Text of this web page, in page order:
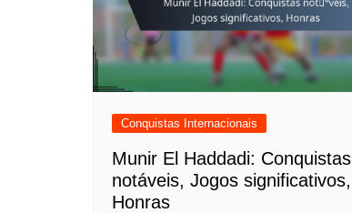
Conquistas Internacionais
Munir El Haddadi: Conquistas
notáveis, Jogos significativos,
Honras